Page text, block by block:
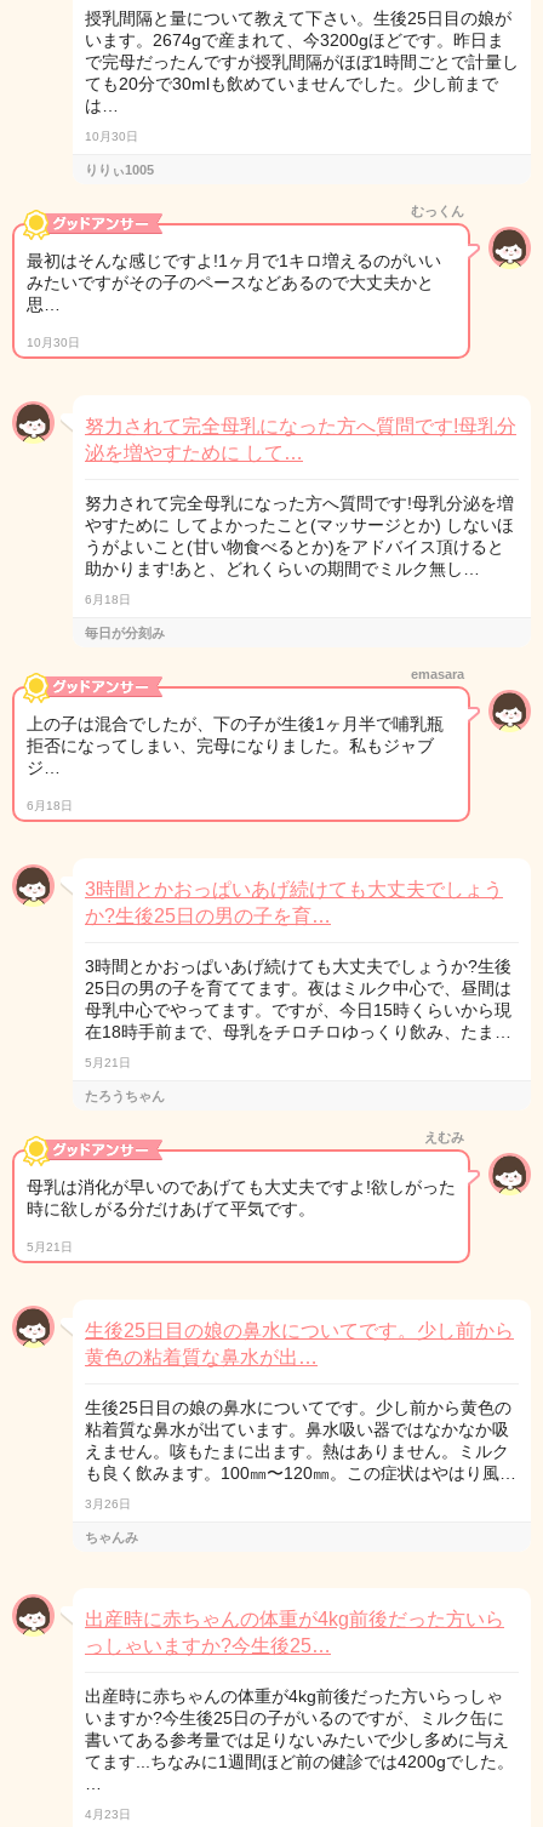
授乳間隔と量について教えて下さい。生後25日目の娘が
います。2674gで産まれて、今3200gほどです。昨日ま
で完母だったんですが授乳間隔がほぼ1時間ごとで計量し
ても20分で30mlも飲めていませんでした。少し前まで
は…
10月30日
りりぃ1005
むっくん
最初はそんな感じですよ!1ヶ月で1キロ増えるのがいい
みたいですがその子のペースなどあるので大丈夫かと
思…
10月30日
努力されて完全母乳になった方へ質問です!母乳分
泌を増やすために して…
努力されて完全母乳になった方へ質問です!母乳分泌を増
やすために してよかったこと(マッサージとか) しないほ
うがよいこと(甘い物食べるとか)をアドバイス頂けると
助かります!あと、どれくらいの期間でミルク無し…
6月18日
毎日が分刻み
emasara
上の子は混合でしたが、下の子が生後1ヶ月半で哺乳瓶
拒否になってしまい、完母になりました。私もジャブ
ジ…
6月18日
3時間とかおっぱいあげ続けても大丈夫でしょう
か?生後25日の男の子を育…
3時間とかおっぱいあげ続けても大丈夫でしょうか?生後
25日の男の子を育ててます。夜はミルク中心で、昼間は
母乳中心でやってます。ですが、今日15時くらいから現
在18時手前まで、母乳をチロチロゆっくり飲み、たま…
5月21日
たろうちゃん
えむみ
母乳は消化が早いのであげても大丈夫ですよ!欲しがった
時に欲しがる分だけあげて平気です。
5月21日
生後25日目の娘の鼻水についてです。少し前から
黄色の粘着質な鼻水が出…
生後25日目の娘の鼻水についてです。少し前から黄色の
粘着質な鼻水が出ています。鼻水吸い器ではなかなか吸
えません。咳もたまに出ます。熱はありません。ミルク
も良く飲みます。100㎜〜120㎜。この症状はやはり風…
3月26日
ちゃんみ
出産時に赤ちゃんの体重が4kg前後だった方いら
っしゃいますか?今生後25…
出産時に赤ちゃんの体重が4kg前後だった方いらっしゃ
いますか?今生後25日の子がいるのですが、ミルク缶に
書いてある参考量では足りないみたいで少し多めに与え
てます...ちなみに1週間ほど前の健診では4200gでした。
4月23日